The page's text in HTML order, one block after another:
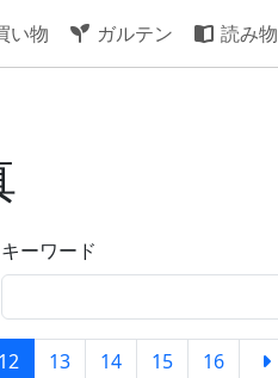
い物 ガルテン 読み物
キーワード
12 13 14 15 16